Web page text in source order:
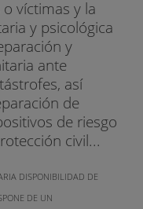
víctimas y la
y psicológica
y
ante
así
de
de riesgo
civil...
DISPONIBILIDAD DE
DE UN